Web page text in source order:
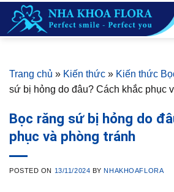
content
Trang chủ » Kiến thức » Kiến thức
sứ bị hỏng do đâu? Cách khắc phục
Bọc răng sứ bị hỏng do
phục và phòng tránh
POSTED ON 13/11/2024 BYNHAKHOAFLORA